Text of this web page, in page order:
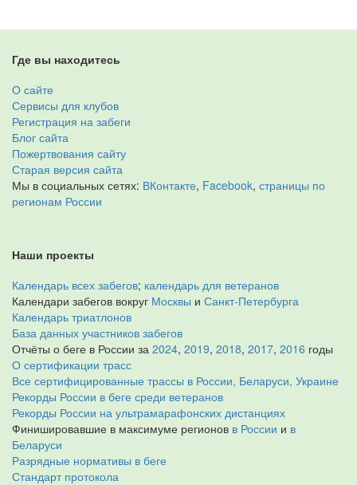
Где вы находитесь
О сайте
Сервисы для клубов
Регистрация на забеги
Блог сайта
Пожертвования сайту
Старая версия сайта
Мы в социальных сетях: ВКонтакте, Facebook, страницы по
регионам России
Наши проекты
Календарь всех забегов; календарь для ветеранов
Календари забегов вокруг Москвы и Санкт-Петербурга
Календарь триатлонов
База данных участников забегов
Отчёты о беге в России за 2024, 2019, 2018, 2017, 2016 годы
О сертификации трасс
Все сертифицированные трассы в России, Беларуси, Украине
Рекорды России в беге среди ветеранов
Рекорды России на ультрамарафонских дистанциях
Финишировавшие в максимуме регионов в России и в
Беларуси
Разрядные нормативы в беге
Стандарт протокола